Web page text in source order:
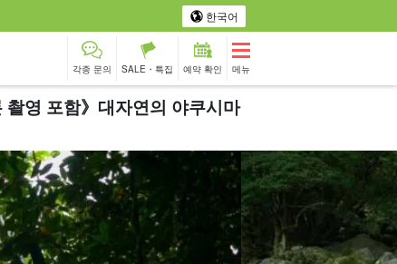
한국어
각종 문의 SALE・특집 예약 확인 메뉴
영 포함》대자연의 야쿠시마